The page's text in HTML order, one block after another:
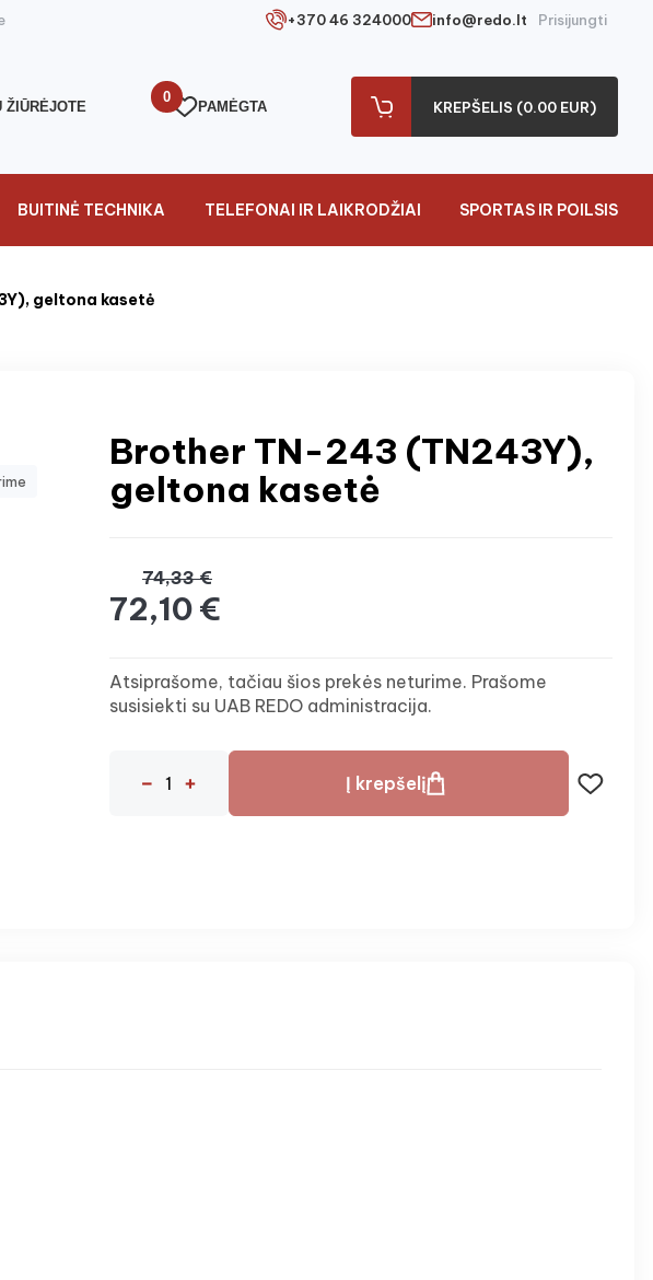
+370 46 324000 info@redo.lt Prisijungti
ŽIŪRĖJOTE
0
PAMĖGTA KREPŠELIS (0.00 EUR)
BUITINĖ TECHNIKA TELEFONAI IR LAIKRODŽIAI SPORTAS IR POILSIS
geltona kasetė
Brother TN-243 (TN243Y),
geltona kasetė
74,33 €
72,10 €
Atsiprašome, tačiau šios prekės neturime. Prašome
susisiekti su UAB REDO administracija.
Į krepšelį